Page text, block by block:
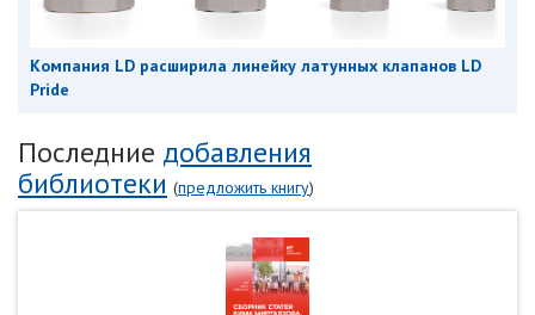
Компания LD расширила линейку латунных клапанов LD
Pride
Последние добавления
библиотеки (предложить книгу)